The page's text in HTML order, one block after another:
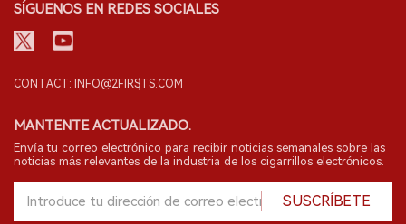
SÍGUENOS EN REDES SOCIALES
CONTACT: INFO@2FIRSTS.COM
MANTENTE ACTUALIZADO.
Envía tu correo electrónico para recibir noticias semanales sobre las
noticias más relevantes de la industria de los cigarrillos electrónicos.
SUSCRÍBETE